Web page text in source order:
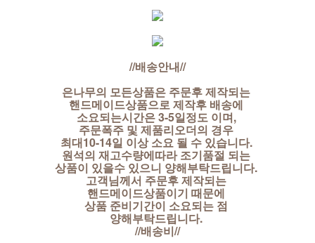
//배송안내//
은나무의 모든상품은 주문후 제작되는
핸드메이드상품으로 제작후 배송에
소요되는시간은 3-5일정도 이며,
주문폭주 및 제품리오더의 경우
최대10-14일 이상 소요 될 수 있습니다.
원석의 재고수량에따라 조기품절 되는
상품이 있을수 있으니 양해부탁드립니다.
고객님께서 주문후 제작되는
핸드메이드상품이기 때문에
상품 준비기간이 소요되는 점
양해부탁드립니다.
//배송비//